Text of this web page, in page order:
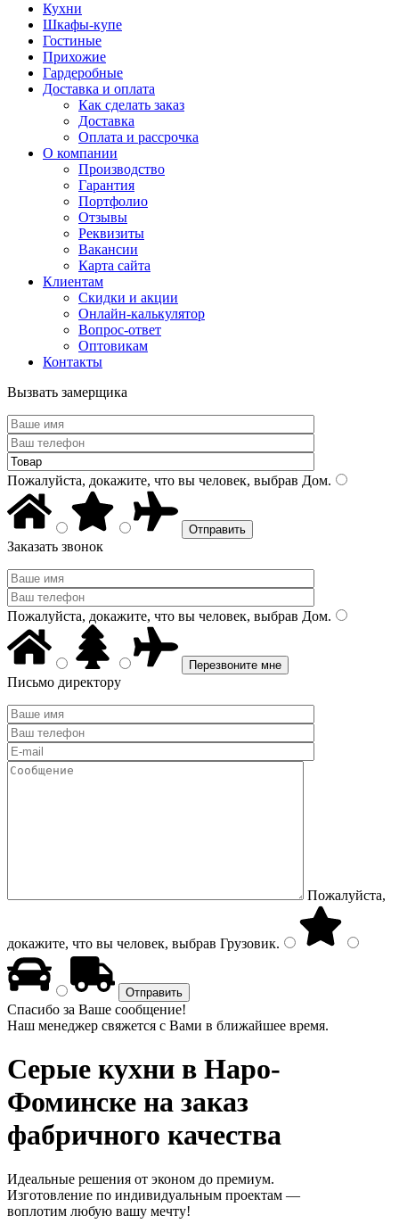
Кухни
Шкафы-купе
Гостиные
Прихожие
Гардеробные
Доставка и оплата
Как сделать заказ
Доставка
Оплата и рассрочка
О компании
Производство
Гарантия
Портфолио
Отзывы
Реквизиты
Вакансии
Карта сайта
Клиентам
Скидки и акции
Онлайн-калькулятор
Вопрос-ответ
Оптовикам
Контакты
Вызвать замерщика
Пожалуйста, докажите, что вы человек, выбрав Дом.
Заказать звонок
Пожалуйста, докажите, что вы человек, выбрав Дом.
Письмо директору
Пожалуйста,
докажите, что вы человек, выбрав Грузовик.
Спасибо за Ваше сообщение!
Наш менеджер свяжется с Вами в ближайшее время.
Серые кухни в Наро-
Фоминске на заказ
фабричного качества
Идеальные решения от эконом до премиум.
Изготовление по индивидуальным проектам —
воплотим любую вашу мечту!